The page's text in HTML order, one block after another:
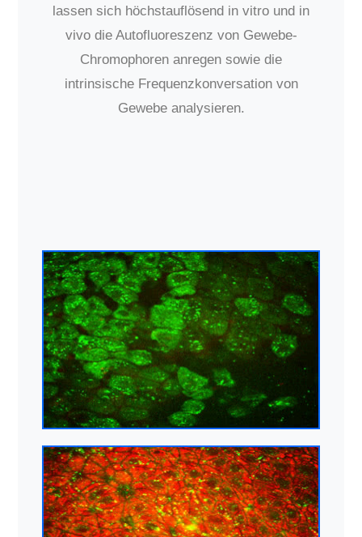
lassen sich höchstauflösend in vitro und in
vivo die Autofluoreszenz von Gewebe-
Chromophoren anregen sowie die
intrinsische Frequenzkonversation von
Gewebe analysieren.